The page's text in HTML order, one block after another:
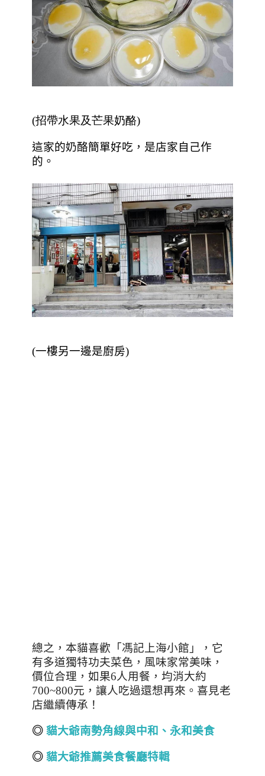
(招帶水果及芒果奶酪)
這家的奶酪簡單好吃，是店家自己作
的。
(一樓另一邊是廚房)
總之，本貓喜歡「馮記上海小館」，它
有多道獨特功夫菜色，風味家常美味，
價位合理，如果6人用餐，均消大約
700~800元，讓人吃過還想再來。喜見老
店繼續傳承！
◎ 貓大爺南勢角線與中和、永和美食
◎ 貓大爺推薦美食餐廳特輯